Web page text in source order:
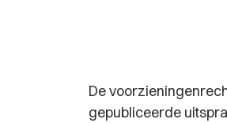
De
gepubliceerde